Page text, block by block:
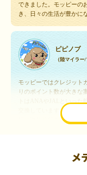
できました。モッピーの
き、日々の生活が豊かに
ピピノブ
（陸マイラー
モッピーではクレジット
りのポイント数が大きな
交換しています。このよ
行や海外旅行を実現して
いつもの
メ